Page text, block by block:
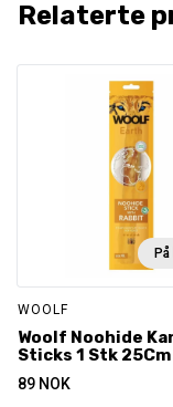
Relaterte
WOOLF
Woolf Noohide
Sticks 1 Stk 25Cm
89 NOK